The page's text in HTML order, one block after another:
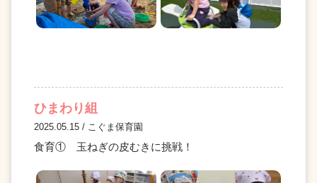
ひまわり組
2025.05.15 / こぐま保育園
食育① 玉ねぎの皮むきに挑戦！